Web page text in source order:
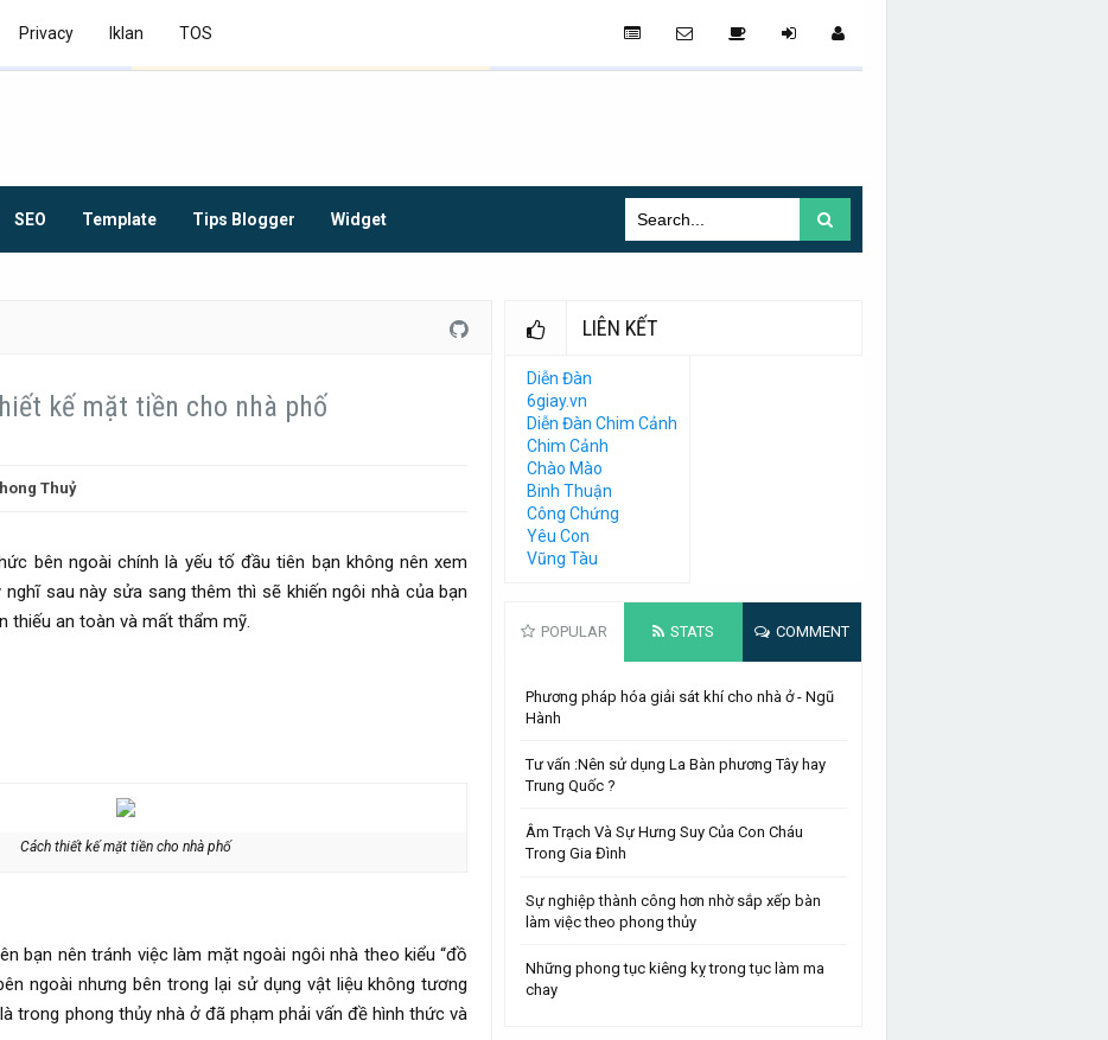
Privacy Iklan TOS
SEO Template Tips Blogger Widget
kế mặt tiền cho nhà phố
Thuỷ
bên ngoài chính là yếu tố đầu tiên bạn không nên xem
sau này sửa sang thêm thì sẽ khiến ngôi nhà của bạn
thiếu an toàn và mất thẩm mỹ.
Cách thiết kế mặt tiền cho nhà phố
bạn nên tránh việc làm mặt ngoài ngôi nhà theo kiểu “đồ
ngoài nhưng bên trong lại sử dụng vật liệu không tương
trong phong thủy nhà ở đã phạm phải vấn đề hình thức và
LIÊN KẾT
Diễn Đàn
6giay.vn
Diễn Đàn Chim Cảnh
Chim Cảnh
Chào Mào
Binh Thuận
Công Chứng
Yêu Con
Vũng Tàu
POPULAR STATS COMMENT
Phương pháp hóa giải sát khí cho nhà ở - Ngũ
Hành
Tư vấn :Nên sử dụng La Bàn phương Tây hay
Trung Quốc ?
Âm Trạch Và Sự Hưng Suy Của Con Cháu
Trong Gia Đình
Sự nghiệp thành công hơn nhờ sắp xếp bàn
làm việc theo phong thủy
Những phong tục kiêng kỵ trong tục làm ma
chay